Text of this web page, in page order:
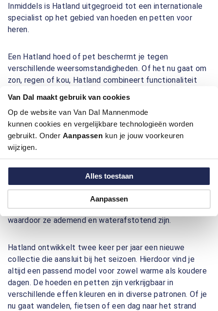
Van Dal maakt gebruik van cookies
Op de website van Van Dal Mannenmode
kunnen cookies en vergelijkbare technologieën worden
gebruikt. Onder Aanpassen kun je jouw voorkeuren
wijzigen.
Alles toestaan
Aanpassen
Inmiddels is Hatland uitgegroeid tot een internationale
specialist op het gebied van hoeden en petten voor
heren.
Een Hatland hoed of pet beschermt je tegen
verschillende weersomstandigheden. Of het nu gaat om
zon, regen of kou, Hatland combineert functionaliteit
en petten een belangrijk accessoire waarmee je jouw
persoonlijke stijl kunt laten zien.
Hatland bij Van Dal mannenmode
Bij Van Dal mannenmode vind je een ruime collectie
Hatland hoeden en petten. De collectie bestaat uit
modellen die zijn gemaakt van hoogwaardige materialen
zoals linnen, scheerwol, leer en katoen. Veel modellen
zijn bovendien voorzien van Gore-Tex technologie,
waardoor ze ademend en waterafstotend zijn.
Hatland ontwikkelt twee keer per jaar een nieuwe
collectie die aansluit bij het seizoen. Hierdoor vind je
altijd een passend model voor zowel warme als koudere
dagen. De hoeden en petten zijn verkrijgbaar in
verschillende effen kleuren en in diverse patronen. Of je
nu gaat wandelen, fietsen of een dag naar het strand